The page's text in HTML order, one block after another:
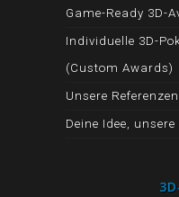
Game-Ready 3D-
Individuelle 3D-
(Custom Awards)
Unsere Referenzen
Deine Idee, unsere